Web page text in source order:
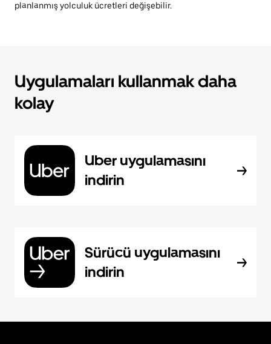
planlanmış yolculuk ücretleri değişebilir.
Uygulamaları kullanmak daha
kolay
Uber uygulamasını
indirin
Sürücü uygulamasını
indirin